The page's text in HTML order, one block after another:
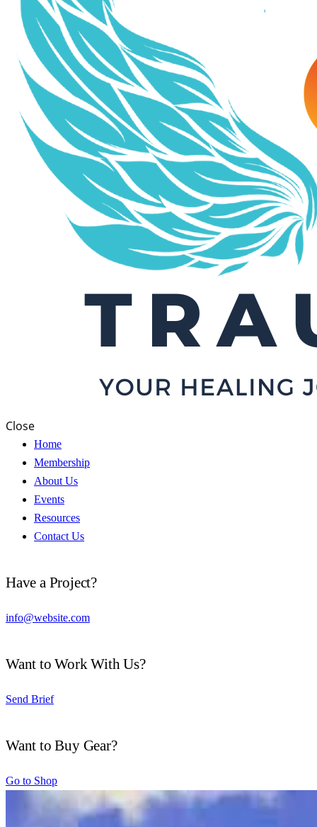
Close
Home
Membership
About Us
Events
Resources
Contact Us
Have a Project?
info@website.com
Want to Work With Us?
Send Brief
Want to Buy Gear?
Go to Shop